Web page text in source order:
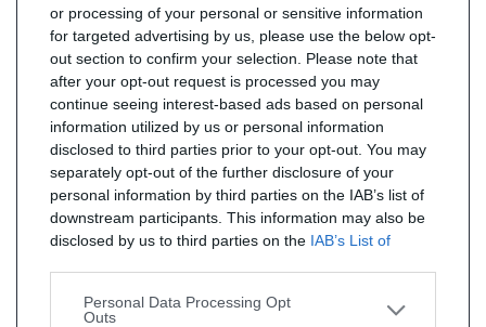
or processing of your personal or sensitive information
for targeted advertising by us, please use the below opt-
out section to confirm your selection. Please note that
after your opt-out request is processed you may
continue seeing interest-based ads based on personal
information utilized by us or personal information
disclosed to third parties prior to your opt-out. You may
separately opt-out of the further disclosure of your
personal information by third parties on the IAB’s list of
downstream participants. This information may also be
disclosed by us to third parties on the IAB’s List of
Personal Data Processing Opt
Outs
Référence : SX0884 Livraison 5j
Silencieux intermédiaire pour MAZDA 323 1.5 89cv
de 06/1994 à 07/1995
PRIX : 86 € TTC